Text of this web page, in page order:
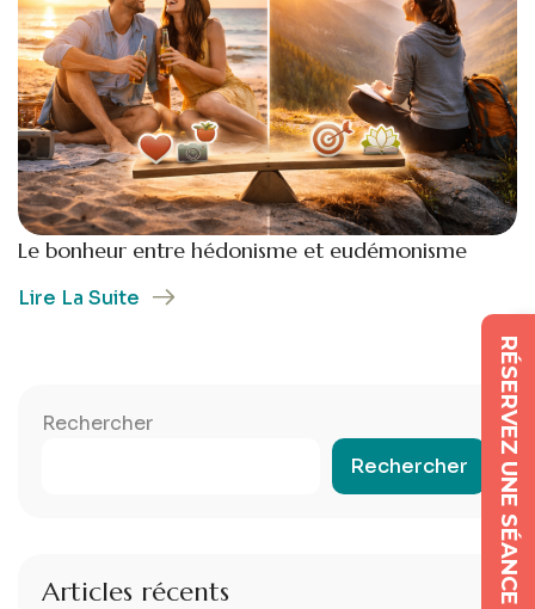
Le bonheur entre hédonisme et eudémonisme
Lire La Suite
Rechercher
Rechercher
Articles récents RÉSERVEZ UNE SÉANCE